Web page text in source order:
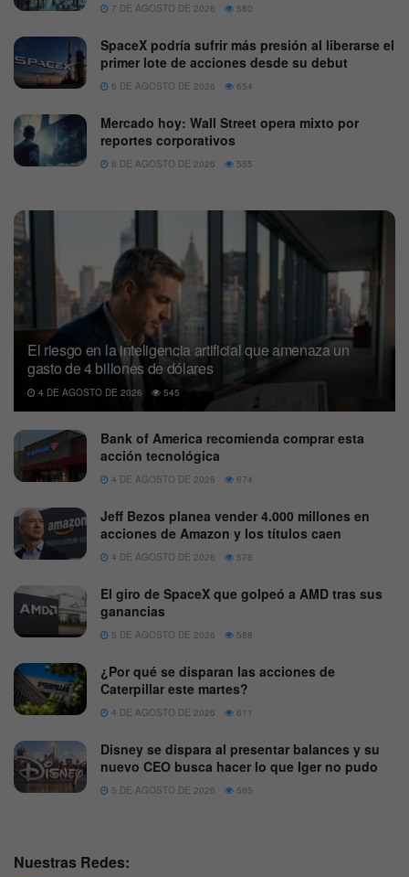
7 DE AGOSTO DE 2026 580
SpaceX podría sufrir más presión al liberarse el
primer lote de acciones desde su debut
6 DE AGOSTO DE 2026 654
Mercado hoy: Wall Street opera mixto por
reportes corporativos
6 DE AGOSTO DE 2026 555
El riesgo en la inteligencia artificial que amenaza un
gasto de 4 billones de dólares
4 DE AGOSTO DE 2026 545
Bank of America recomienda comprar esta
acción tecnológica
4 DE AGOSTO DE 2026 674
Jeff Bezos planea vender 4.000 millones en
acciones de Amazon y los títulos caen
4 DE AGOSTO DE 2026 578
El giro de SpaceX que golpeó a AMD tras sus
ganancias
5 DE AGOSTO DE 2026 588
¿Por qué se disparan las acciones de
Caterpillar este martes?
4 DE AGOSTO DE 2026 611
Disney se dispara al presentar balances y su
nuevo CEO busca hacer lo que Iger no pudo
5 DE AGOSTO DE 2026 565
Nuestras Redes: